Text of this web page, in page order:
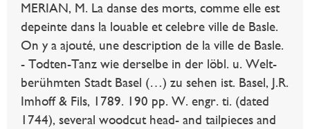
MERIAN, M. La danse des morts, comme elle est
depeinte dans la louable et celebre ville de Basle.
On y a ajouté, une description de la ville de Basle.
- Todten-Tanz wie derselbe in der löbl. u. Welt-
berühmten Stadt Basel (…) zu sehen ist. Basel, J.R.
Imhoff & Fils, 1789. 190 pp. W. engr. ti. (dated
1744), several woodcut head- and tailpieces and